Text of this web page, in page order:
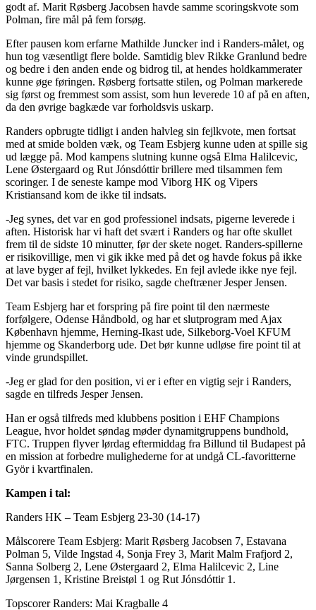
godt af. Marit Røsberg Jacobsen havde samme scoringskvote som
Polman, fire mål på fem forsøg.
Efter pausen kom erfarne Mathilde Juncker ind i Randers-målet, og
hun tog væsentligt flere bolde. Samtidig blev Rikke Granlund bedre
og bedre i den anden ende og bidrog til, at hendes holdkammerater
kunne øge føringen. Røsberg fortsatte stilen, og Polman markerede
sig først og fremmest som assist, som hun leverede 10 af på en aften,
da den øvrige bagkæde var forholdsvis uskarp.
Randers opbrugte tidligt i anden halvleg sin fejlkvote, men fortsat
med at smide bolden væk, og Team Esbjerg kunne uden at spille sig
ud lægge på. Mod kampens slutning kunne også Elma Halilcevic,
Lene Østergaard og Rut Jónsdóttir brillere med tilsammen fem
scoringer. I de seneste kampe mod Viborg HK og Vipers
Kristiansand kom de ikke til indsats.
-Jeg synes, det var en god professionel indsats, pigerne leverede i
aften. Historisk har vi haft det svært i Randers og har ofte skullet
frem til de sidste 10 minutter, før der skete noget. Randers-spillerne
er risikovillige, men vi gik ikke med på det og havde fokus på ikke
at lave byger af fejl, hvilket lykkedes. En fejl avlede ikke nye fejl.
Det var basis i stedet for risiko, sagde cheftræner Jesper Jensen.
Team Esbjerg har et forspring på fire point til den nærmeste
forfølgere, Odense Håndbold, og har et slutprogram med Ajax
København hjemme, Herning-Ikast ude, Silkeborg-Voel KFUM
hjemme og Skanderborg ude. Det bør kunne udløse fire point til at
vinde grundspillet.
-Jeg er glad for den position, vi er i efter en vigtig sejr i Randers,
sagde en tilfreds Jesper Jensen.
Han er også tilfreds med klubbens position i EHF Champions
League, hvor holdet søndag møder dynamitgruppens bundhold,
FTC. Truppen flyver lørdag eftermiddag fra Billund til Budapest på
en mission at forbedre mulighederne for at undgå CL-favoritterne
Györ i kvartfinalen.
Kampen i tal:
Randers HK – Team Esbjerg 23-30 (14-17)
Målscorere Team Esbjerg: Marit Røsberg Jacobsen 7, Estavana
Polman 5, Vilde Ingstad 4, Sonja Frey 3, Marit Malm Frafjord 2,
Sanna Solberg 2, Lene Østergaard 2, Elma Halilcevic 2, Line
Jørgensen 1, Kristine Breistøl 1 og Rut Jónsdóttir 1.
Topscorer Randers: Mai Kragballe 4